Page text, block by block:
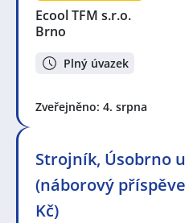
Ecool TFM s.r.o.
Brno
Plný úvazek
Zveřejněno: 4. srpna
Strojník, Úsobrno
(náborový
Kč)